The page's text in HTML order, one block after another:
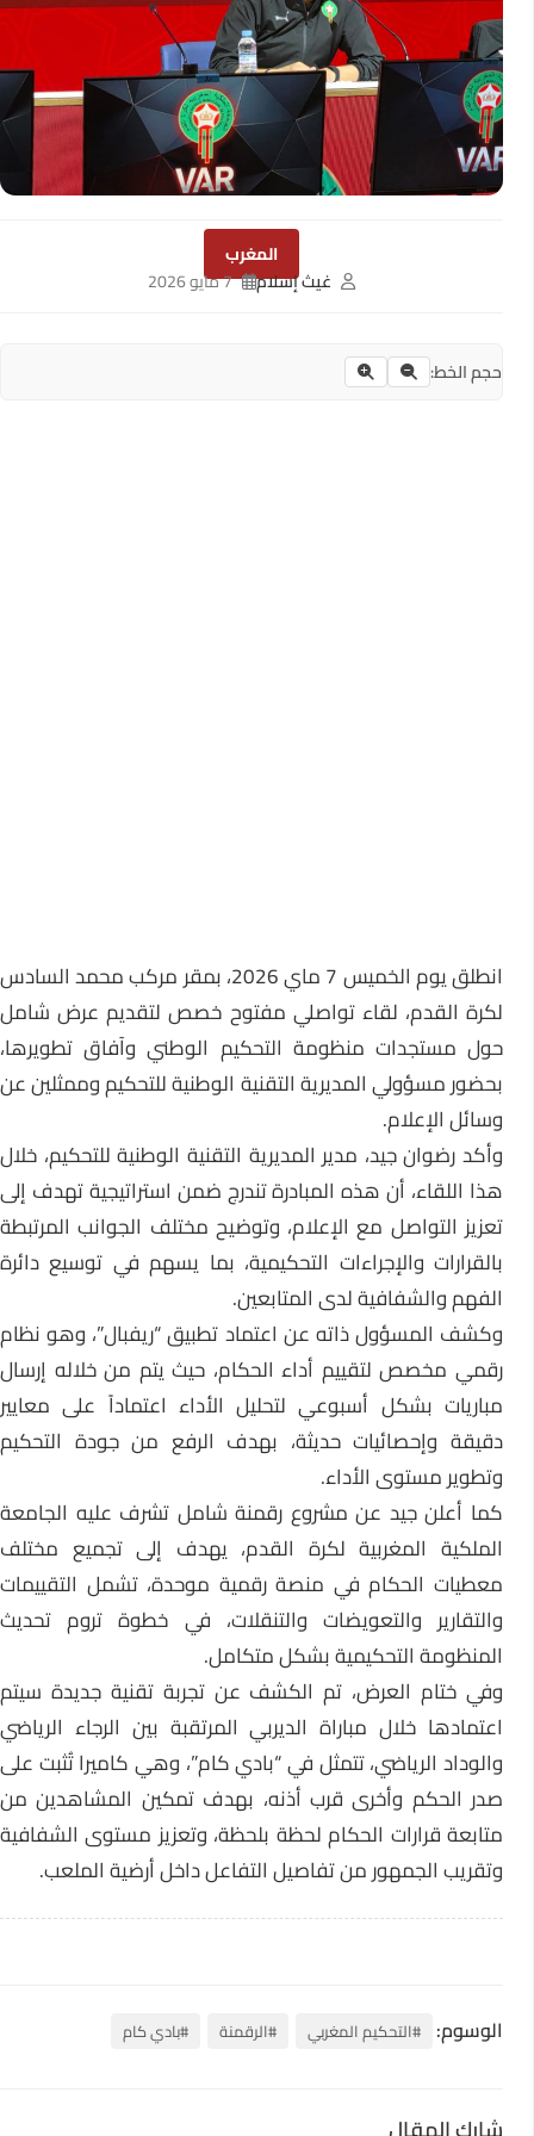
المغرب
غيث إسلام
7 مايو 2026
حجم الخط:
انطلق يوم الخميس 7 ماي 2026، بمقر
مركب محمد السادس
لكرة القدم، لقاء تواصلي مفتوح خصص لتقديم عرض شامل
حول مستجدات منظومة التحكيم الوطني وآفاق تطويرها،
بحضور مسؤولي المديرية التقنية الوطنية للتحكيم وممثلين عن
وسائل الإعلام.
وأكدرضوان جيد، مدير المديرية التقنية الوطنية للتحكيم، خلال
هذا اللقاء، أن هذه المبادرة تندرج ضمن استراتيجية تهدف إلى
تعزيز التواصل مع الإعلام، وتوضيح مختلف الجوانب المرتبطة
بالقرارات والإجراءات التحكيمية، بما يسهم في توسيع دائرة
الفهم والشفافية لدى المتابعين.
وكشف المسؤول ذاته عن اعتماد تطبيق “ريفبال”، وهو نظام
رقمي مخصص لتقييم أداء الحكام، حيث يتم من خلاله إرسال
مباريات بشكل أسبوعي لتحليل الأداء اعتماداً على معايير
دقيقة وإحصائيات حديثة، بهدف الرفع من جودة التحكيم
وتطوير مستوى الأداء.
كما أعلن جيد عن مشروع رقمنة شامل تشرف عليه الجامعة
الملكية المغربية لكرة القدم، يهدف إلى تجميع مختلف
معطيات الحكام في منصة رقمية موحدة، تشمل التقييمات
والتقارير والتعويضات والتنقلات، في خطوة تروم تحديث
المنظومة التحكيمية بشكل متكامل.
وفي ختام العرض، تم الكشف عن تجربة تقنية جديدة سيتم
اعتمادها خلال مباراة الديربي المرتقبة بين الرجاء الرياضي
والوداد الرياضي، تتمثل في “بادي كام”، وهي كاميرا تُثبت على
صدر الحكم وأخرى قرب أذنه، بهدف تمكين المشاهدين من
متابعة قرارات الحكام لحظة بلحظة، وتعزيز مستوى الشفافية
وتقريب الجمهور من تفاصيل التفاعل داخل أرضية الملعب.
الوسوم: #التحكيم المغربي #الرقمنة #بادي كام